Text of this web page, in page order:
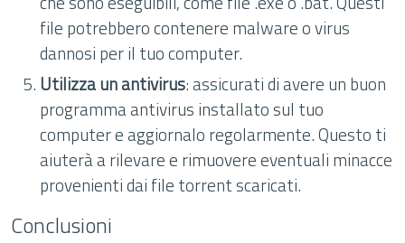
file potrebbero contenere malware o virus
dannosi per il tuo computer.
Utilizza un antivirus: assicurati di avere un buon
programma antivirus installato sul tuo
computer e aggiornalo regolarmente. Questo ti
aiuterà a rilevare e rimuovere eventuali minacce
provenienti dai file torrent scaricati.
Conclusioni